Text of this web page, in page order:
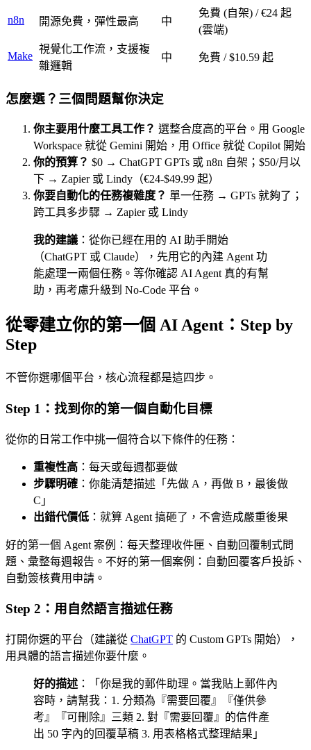
n8n 開源免費，彈性最高 中
免費 (自架) / €24 起
(雲端)
Make
視覺化工作流，支援複
雜邏輯
中 免費 / $10.59 起
怎麼選？三個問題幫你決定
你主要用什麼工具工作？ 選整合度高的平台。用 Google
Workspace 就從 Gemini 開始，用 Office 就從 Copilot 開始
你的預算？ $0 → ChatGPT GPTs 或 n8n 自架；$50/月以
下 → Zapier 或 Lindy（€24-$49.99 起）
你要自動化的任務複雜度？ 單一任務 → GPTs 就夠了；
跨工具多步驟 → Zapier 或 Lindy
我的建議 ：從你已經在用的 AI 助手開始
（ChatGPT 或 Claude），先用它的內建 Agent 功
能處理一兩個任務。等你確認 AI Agent 真的有幫
助，再考慮升級到 No-Code 平台。
從零建立你的第一個 AI Agent：Step by
Step
不管你選哪個平台，核心流程都是這四步。
Step 1：找到你的第一個自動化目標
從你的日常工作中挑一個符合以下條件的任務：
重複性高 ：每天或每週都要做
步驟明確 ：你能清楚描述「先做 A，再做 B，最後做
C」
出錯代價低 ：就算 Agent 搞砸了，不會造成嚴重後果
好的第一個 Agent 案例：每天整理收件匣、自動回覆制式問
題、彙整每週報告。不好的第一個案例：自動回覆客戶投訴、
自動簽核費用申請。
Step 2：用自然語言描述任務
打開你選的平台（建議從 ChatGPT 的 Custom GPTs 開始），
用具體的語言描述你要什麼。
好的描述 ：「你是我的郵件助理。當我貼上郵件內
容時，請幫我：1. 分類為『需要回覆』『僅供參
考』『可刪除』三類 2. 對『需要回覆』的信件產
出 50 字內的回覆草稿 3. 用表格格式整理結果」